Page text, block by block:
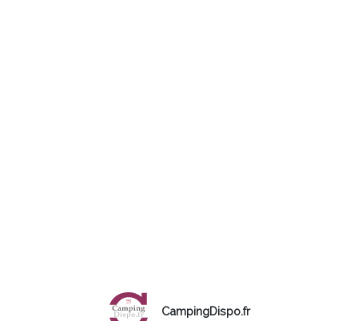
CampingDispo.fr